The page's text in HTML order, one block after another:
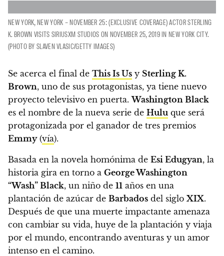
NEW YORK, NEW YORK – NOVEMBER 25: (EXCLUSIVE COVERAGE) ACTOR STERLING
K. BROWN VISITS SIRIUSXM STUDIOS ON NOVEMBER 25, 2019 IN NEW YORK CITY.
(PHOTO BY SLAVEN VLASIC/GETTY IMAGES)
Se acerca el final de This Is Us y Sterling K.
Brown, uno de sus protagonistas, ya tiene nuevo
proyecto televisivo en puerta.Washington Black
es el nombre de la nueva serie de Hulu que será
protagonizada por el ganador de tres premios
Emmy(vía).
Basada en la novela homónima de Esi Edugyan, la
historia gira en torno a George Washington
“Wash” Black, un niño de 11 años en una
plantación de azúcar de Barbados del siglo XIX.
Después de que una muerte impactante amenaza
con cambiar su vida, huye de la plantación y viaja
por el mundo, encontrando aventuras y un amor
intenso en el camino.